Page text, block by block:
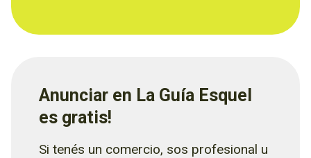
Anunciar en La Guía Esquel
es gratis!
Si tenés un comercio, sos profesional u